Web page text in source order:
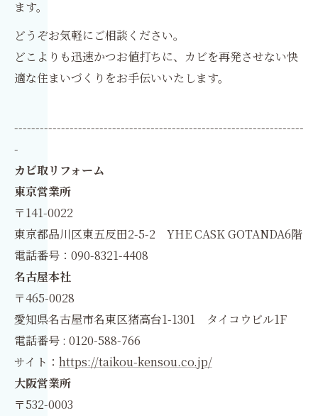
ます。
どうぞお気軽にご相談ください。
どこよりも迅速かつお値打ちに、カビを再発させない快
適な住まいづくりをお手伝いいたします。
--------------------------------------------------------------------
-
カビ取リフォーム
東京営業所
〒141-0022
東京都品川区東五反田2-5-2 YHE CASK GOTANDA6階
電話番号：090-8321-4408
名古屋本社
〒465-0028
愛知県名古屋市名東区猪高台1-1301 タイコウビル1F
電話番号 : 0120-588-766
サイト： https://taikou-kensou.co.jp/
大阪営業所
〒532-0003